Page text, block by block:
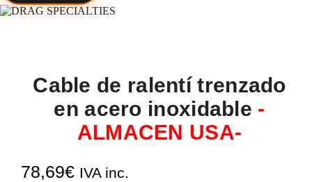
Cable de ralentí trenzado
en acero inoxidable -
ALMACEN USA-
78,69€ IVA inc.